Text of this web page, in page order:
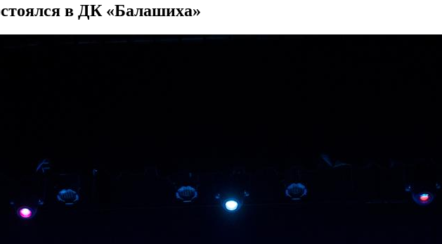
в ДК «Балашиха»